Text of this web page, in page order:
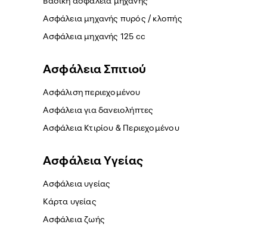
Ασφάλεια μηχανής πυρός / κλοπής
Ασφάλεια μηχανής 125 cc
Ασφάλεια Σπιτιού
Ασφάλιση περιεχομένου
Ασφάλεια για δανειολήπτες
Ασφάλεια Κτιρίου & Περιεχομένου
Ασφάλεια Yγείας
Ασφάλεια υγείας
Κάρτα υγείας
Ασφάλεια ζωής